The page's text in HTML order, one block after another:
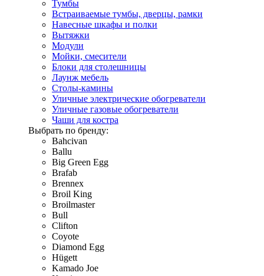
Тумбы
Встраиваемые тумбы, дверцы, рамки
Навесные шкафы и полки
Вытяжки
Модули
Мойки, смесители
Блоки для столешницы
Лаунж мебель
Столы-камины
Уличные электрические обогреватели
Уличные газовые обогреватели
Чаши для костра
Выбрать по бренду:
Bahcivan
Ballu
Big Green Egg
Brafab
Brennex
Broil King
Broilmaster
Bull
Clifton
Coyote
Diamond Egg
Hügett
Kamado Joe